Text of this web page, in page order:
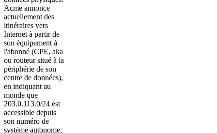
Acme annonce
actuellement des
itinéraires vers
Internet à partir de
son équipement à
l'abonné (CPE, aka
ou routeur situé à la
périphérie de son
centre de données),
en indiquant au
monde que
203.0.113.0/24 est
accessible depuis
son numéro de
système autonome,